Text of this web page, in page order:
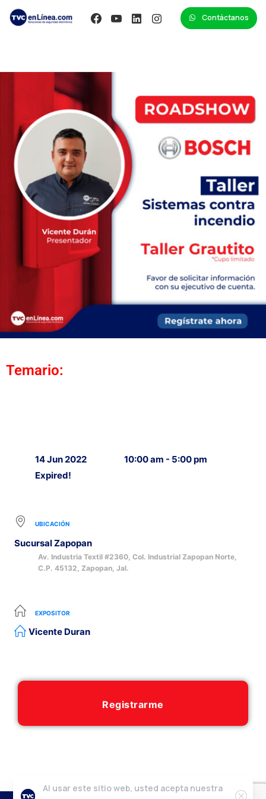
Contáctanos
Temario:
14 Jun 2022
Expired!
10:00 am - 5:00 pm
UBICACIÓN
Sucursal Zapopan
Av. Industria Textil #2360, Col. Industrial Zapopan Norte,
C.P. 45132, Zapopan, Jal.
EXPOSITOR
Vicente Duran
Registrarme
Al usar este sitio web, usted acepta nuestra